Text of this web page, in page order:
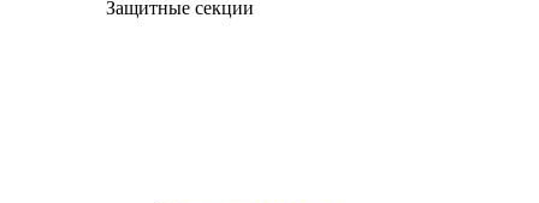
Защитные секции